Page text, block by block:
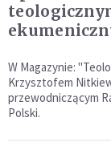
W Magazynie:
Krzysztofem
przewodniczącym
Polski.